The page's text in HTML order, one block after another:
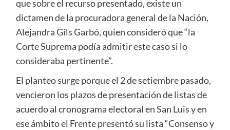
que sobre el recurso presentado, existe un
dictamen de la procuradora general de la Nación,
Alejandra Gils Garbó, quien consideró que “la
Corte Suprema podía admitir este caso si lo
consideraba pertinente”.
El planteo surge porque el 2 de setiembre pasado,
vencieron los plazos de presentación de listas de
acuerdo al cronograma electoral en San Luis y en
ese ámbito el Frente presentó su lista “Consenso y